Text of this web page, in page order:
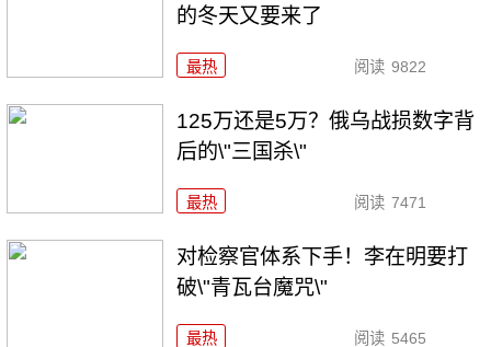
的冬天又要来了
最热 阅读 9822
125万还是5万？俄乌战损数字背
后的\"三国杀\"
最热 阅读 7471
对检察官体系下手！李在明要打
破\"青瓦台魔咒\"
最热 阅读 5465